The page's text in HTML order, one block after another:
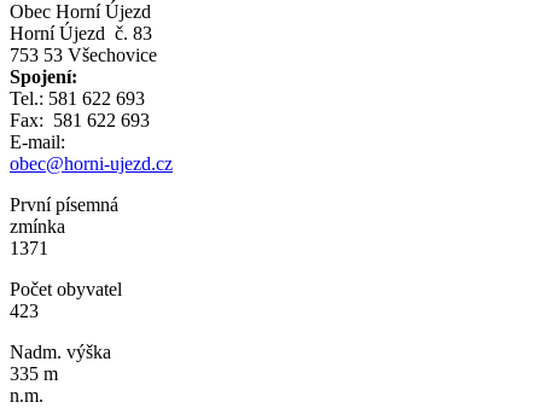
Obec Horní Újezd
Horní Újezd č. 83
753 53 Všechovice
Spojení:
Tel.: 581 622 693
Fax: 581 622 693
E-mail:
obec@horni-ujezd.cz
První písemná
zmínka
1371
Počet obyvatel
423
Nadm. výška
335 m
n.m.